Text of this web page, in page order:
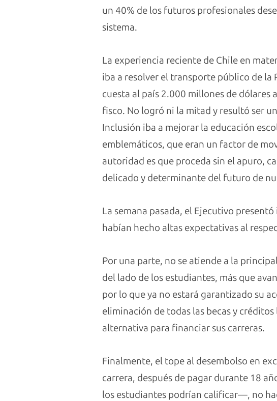
un 40% de los futuros profesionales
sistema.
La experiencia reciente de Chile en
iba a resolver el transporte público de la
cuesta al país 2.000 millones de dólares
fisco. No logró ni la mitad y resultó ser
Inclusión iba a mejorar la educación
emblemáticos, que eran un factor de
autoridad es que proceda sin el apuro,
delicado y determinante del futuro de
La semana pasada, el Ejecutivo
habían hecho altas expectativas al
Por una parte, no se atiende a la
del lado de los estudiantes, más que
por lo que ya no estará garantizado su
eliminación de todas las becas y
alternativa para financiar sus carreras.
Finalmente, el tope al desembolso en
carrera, después de pagar durante 18
los estudiantes podrían calificar—, no